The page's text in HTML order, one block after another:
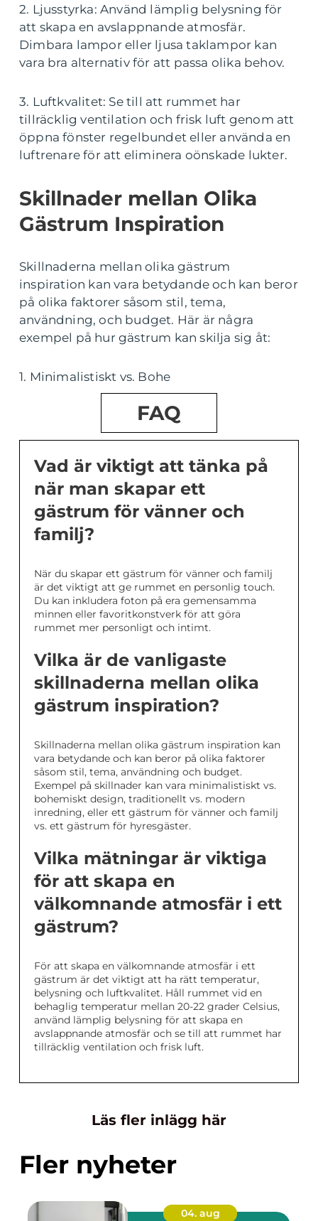
2. Ljusstyrka: Använd lämplig belysning för
att skapa en avslappnande atmosfär.
Dimbara lampor eller ljusa taklampor kan
vara bra alternativ för att passa olika behov.
3. Luftkvalitet: Se till att rummet har
tillräcklig ventilation och frisk luft genom att
öppna fönster regelbundet eller använda en
luftrenare för att eliminera oönskade lukter.
Skillnader mellan Olika
Gästrum Inspiration
Skillnaderna mellan olika gästrum
inspiration kan vara betydande och kan beror
på olika faktorer såsom stil, tema,
användning, och budget. Här är några
exempel på hur gästrum kan skilja sig åt:
1. Minimalistiskt vs. Bohe
FAQ
Vad är viktigt att tänka på
när man skapar ett
gästrum för vänner och
familj?
När du skapar ett gästrum för vänner och familj
är det viktigt att ge rummet en personlig touch.
Du kan inkludera foton på era gemensamma
minnen eller favoritkonstverk för att göra
rummet mer personligt och intimt.
Vilka är de vanligaste
skillnaderna mellan olika
gästrum inspiration?
Skillnaderna mellan olika gästrum inspiration kan
vara betydande och kan beror på olika faktorer
såsom stil, tema, användning och budget.
Exempel på skillnader kan vara minimalistiskt vs.
bohemiskt design, traditionellt vs. modern
inredning, eller ett gästrum för vänner och familj
vs. ett gästrum för hyresgäster.
Vilka mätningar är viktiga
för att skapa en
välkomnande atmosfär i ett
gästrum?
För att skapa en välkomnande atmosfär i ett
gästrum är det viktigt att ha rätt temperatur,
belysning och luftkvalitet. Håll rummet vid en
behaglig temperatur mellan 20-22 grader Celsius,
använd lämplig belysning för att skapa en
avslappnande atmosfär och se till att rummet har
tillräcklig ventilation och frisk luft.
Läs fler inlägg här
Fler nyheter
04. aug